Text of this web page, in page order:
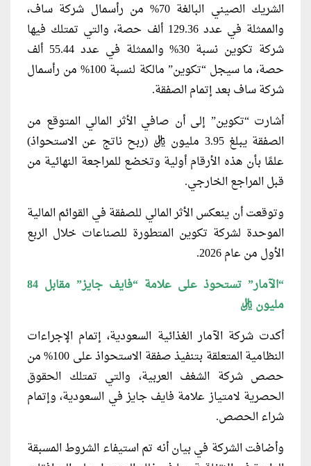
الشريك الصيني البالغة 70% من رأسمال شركة ساف،
والممثلة في عدد 129.36 ألف حصة، والتي تمتلك فيها
شركة تكوين نسبة 30% والممثلة في عدد 55.44 ألف
حصة، ما سيجل “تكوين” مالكة لنسبة 100% من رأسمال
شركة ساف بعد إتمام الصفقة.
أشارت “تكوين” إلى أن صافي الأثر المالي المتوقع من
الصفقة يبلغ 3.95 مليون ريال (ربح ناتج عن الاستحواذ)
علمًا بأن هذه الأرقام أولية وتخضع للمراجعة النهائية من
قبل المراجع الخارجي.
وتوقعت أن ينعكس الأثر المالي للصفقة في القوائم المالية
الموحدة لشركة تكوين المتطورة للصناعات خلال الربع
الأول من عام 2026.
“الآمار” تستحوذ على علامة “فايف جايز” مقابل 84
مليون ريال
أكدت شركة الآمار الغذائية السعودية، إتمام الإجراءات
النظامية المتعلقة بتنفيذ صفقة الاستحواذ على 100% من
حصص شركة الشغف العربية، والتي تمتلك الحقوق
الحصرية لامتياز علامة فايف جايز في السعودية، وإتمام
شراء الحصص.
وأضافت الشركة في بيان أنه تم استيفاء الشروط المسبقة